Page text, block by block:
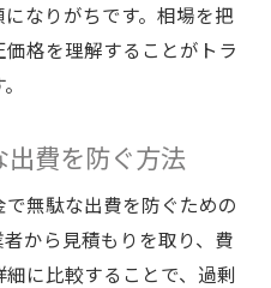
なりがちです。相場を把
格を理解することがトラ
出費を防ぐ方法
無駄な出費を防ぐための
から見積もりを取り、費
に比較することで、過剰